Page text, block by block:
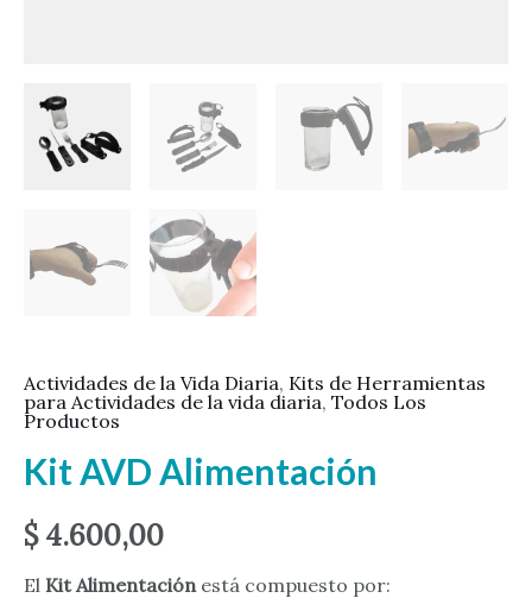
Actividades de la Vida Diaria, Kits de Herramientas
para Actividades de la vida diaria, Todos Los
Productos
Kit AVD Alimentación
$4.600,00
El Kit Alimentación está compuesto por: